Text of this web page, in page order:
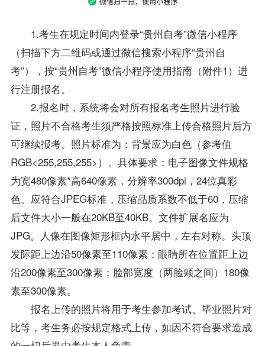
1.考生在规定时间内登录“贵州自考”微信小程序
（扫描下方二维码或通过微信搜索小程序“贵州自
考”），按“贵州自考”微信小程序使用指南（附件1）进
行注册报名。
2.报名时，系统将会对所有报名考生照片进行验
证，照片不合格考生须严格按照标准上传合格照片后方
可继续报考。照片标准为：背景应为白色（参考值
RGB<255,255,255>）。具体要求：电子图像文件规格
为宽480像素*高640像素，分辨率300dpi，24位真彩
色。应符合JPEG标准，压缩品质系数不低于60，压缩
后文件大小一般在20KB至40KB。文件扩展名应为
JPG。人像在图像矩形框内水平居中，左右对称。头顶
发际距上边沿50像素至110像素；眼睛所在位置距上边
沿200像素至300像素；脸部宽度（两脸颊之间）180像
素至300像素。
报名上传的照片将用于考生参加考试、毕业照片对
比等，考生务必按规定格式上传，如因不符合要求造成